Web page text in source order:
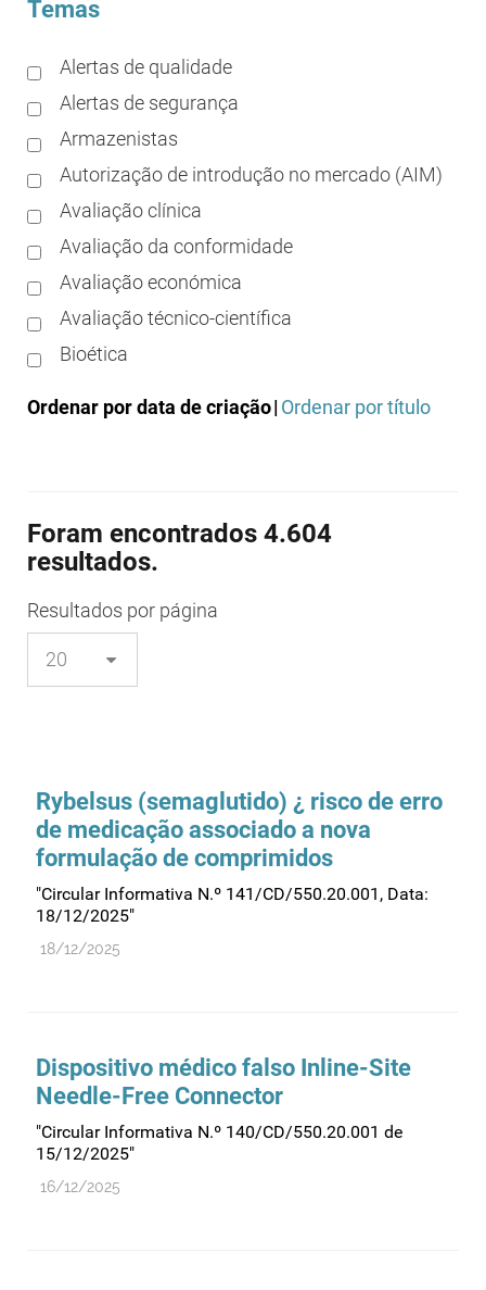
Temas
Alertas de qualidade
Alertas de segurança
Armazenistas
Autorização de introdução no mercado (AIM)
Avaliação clínica
Avaliação da conformidade
Avaliação económica
Avaliação técnico-científica
Bioética
Boas práticas de distribuição
Boas práticas de investigação
Boas práticas de laboratório
Boas práticas regulamentares
Certificação
Controlo de qualidade
Cosméticos
Dispensa
Dispositivos médicos
Distribuição
Estrutura e organização
Exercício farmacêutico
Exportação
Fabricantes
Ordenar por data de criação| Ordenar por título
Foram encontrados 4.604
resultados.
Resultados por página
Rybelsus (semaglutido) ¿ risco de erro
de medicação associado a nova
formulação de comprimidos
"Circular Informativa N.º 141/CD/550.20.001, Data:
18/12/2025"
18/12/2025
Dispositivo médico falso Inline-Site
Needle-Free Connector
"Circular Informativa N.º 140/CD/550.20.001 de
15/12/2025"
16/12/2025